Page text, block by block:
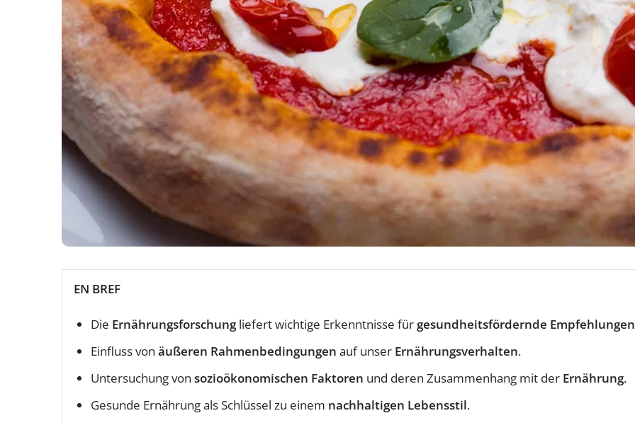
EN BREF
Die Ernährungsforschungliefert wichtige Erkenntnisse für gesundheitsfördernde Empfehlungen
Einfluss von äußeren Rahmenbedingungen auf unser Ernährungsverhalten.
Untersuchung von sozioökonomischen Faktoren und deren Zusammenhang mit der Ernährung.
Gesunde Ernährung als Schlüssel zu einem nachhaltigen Lebensstil.